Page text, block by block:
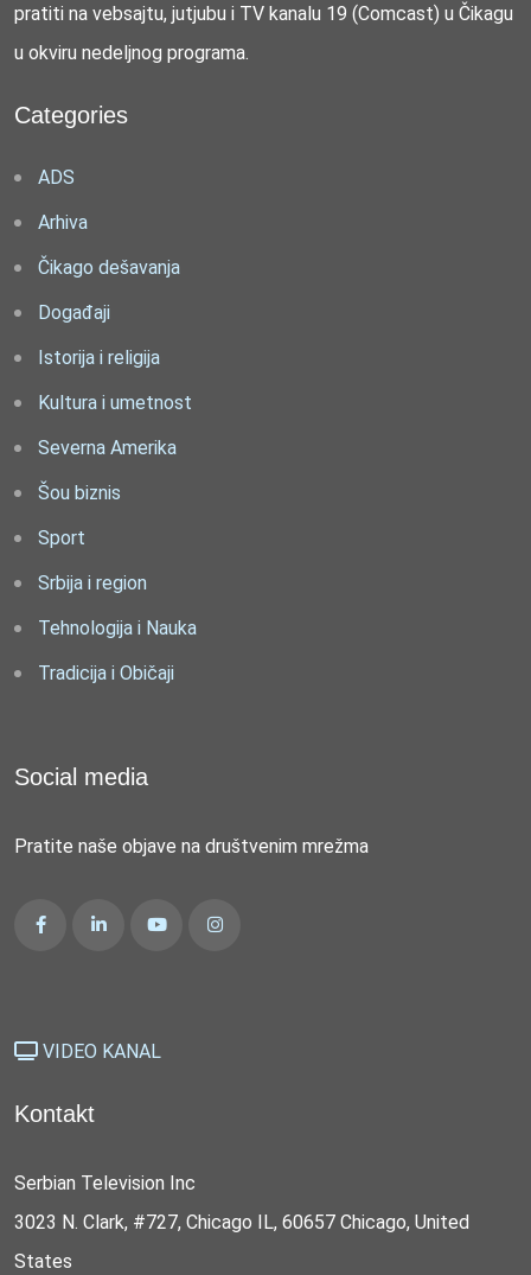
pratiti na vebsajtu, jutjubu i TV kanalu 19 (Comcast) u Čikagu
u okviru nedeljnog programa.
Categories
ADS
Arhiva
Čikago dešavanja
Događaji
Istorija i religija
Kultura i umetnost
Severna Amerika
Šou biznis
Sport
Srbija i region
Tehnologija i Nauka
Tradicija i Običaji
Social media
Pratite naše objave na društvenim mrežma
VIDEO KANAL
Kontakt
Serbian Television Inc
3023 N. Clark, #727, Chicago IL, 60657 Chicago, United
States